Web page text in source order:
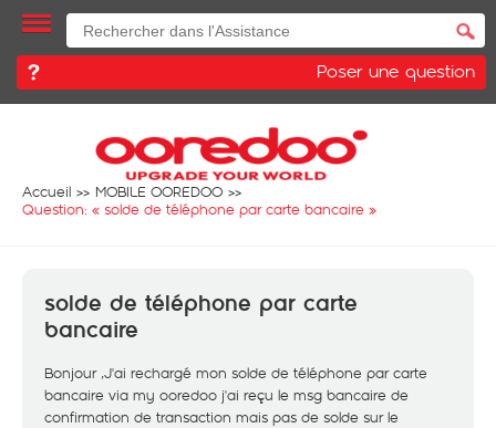
Poser une question
Accueil
MOBILE OOREDOO
Question: « solde de téléphone par carte bancaire »
solde de téléphone par carte
bancaire
Bonjour ,J'ai rechargé mon solde de téléphone par carte
bancaire via my ooredoo j'ai reçu le msg bancaire de
confirmation de transaction mais pas de solde sur le